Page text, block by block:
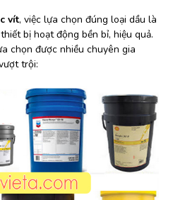
vít, việc lựa chọn đúng loại dầu là
bị hoạt động bền bỉ, hiệu quả.
chọn được nhiều chuyên gia
trội: